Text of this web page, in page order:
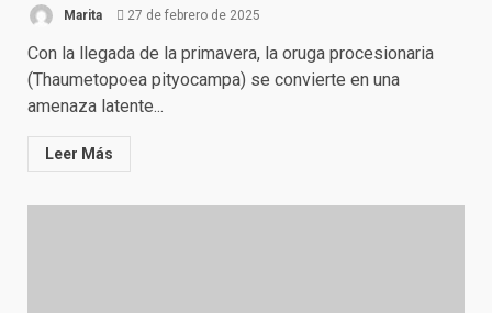
Marita 27 de febrero de 2025
Con la llegada de la primavera, la oruga procesionaria
(Thaumetopoea pityocampa) se convierte en una
amenaza latente...
Leer Más